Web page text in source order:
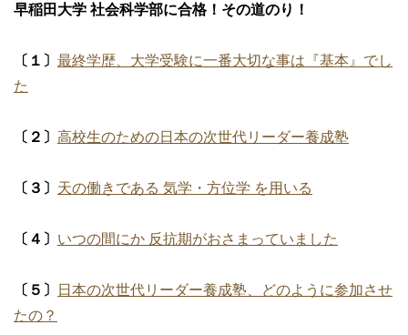
早稲田大学 社会科学部に合格！その道のり！
〔１〕 最終学歴、大学受験に一番大切な事は『基本』でし
た
〔２〕 高校生のための日本の次世代リーダー養成塾
〔３〕 天の働きである 気学・方位学 を用いる
〔４〕 いつの間にか 反抗期がおさまっていました
〔５〕
日本の次世代リーダー養成塾、どのように参加させ
たの？